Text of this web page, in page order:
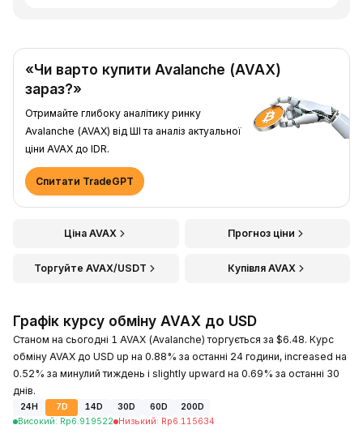
«Чи варто купити Avalanche (AVAX)
зараз?»
Отримайте глибоку аналітику ринку
Avalanche (AVAX) від ШІ та аналіз актуальної
ціни AVAX до IDR.
Спитати TradeGPT
Ціна AVAX Прогноз ціни
Торгуйте AVAX/USDT Купівля AVAX
Графік курсу обміну AVAX до USD
Станом на сьогодні 1 AVAX (Avalanche) торгується за $6.48. Курс
обміну AVAX до USD up на 0.88% за останні 24 години, increased на
0.52% за минулий тиждень і slightly upward на 0.69% за останні 30
днів.
24H 7D 14D 30D 60D
200D
Високий: Rp6.919522 Низький: Rp6.115634